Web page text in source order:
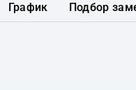
График Подбор